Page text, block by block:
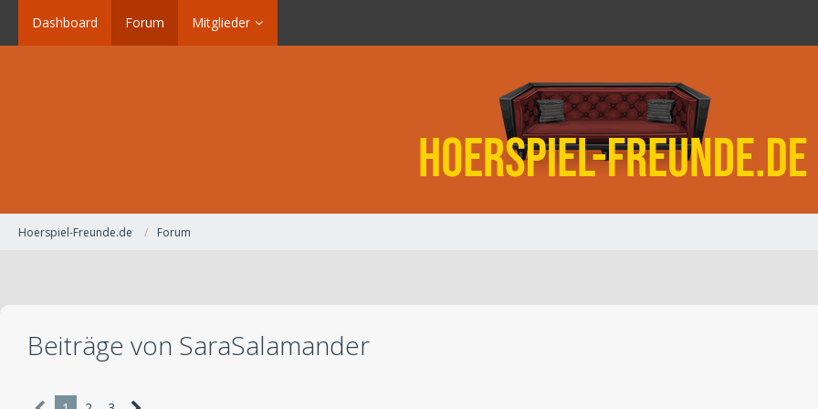
Dashboard Forum Mitglieder
Hoerspiel-Freunde.de Forum
Beiträge von SaraSalamander